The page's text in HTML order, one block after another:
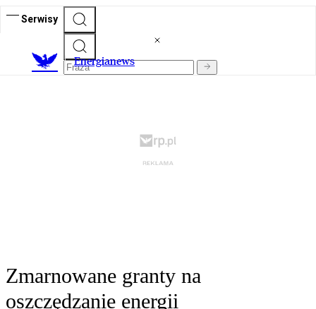
Serwisy
Energianews
Zmarnowane granty na
oszczędzanie energii